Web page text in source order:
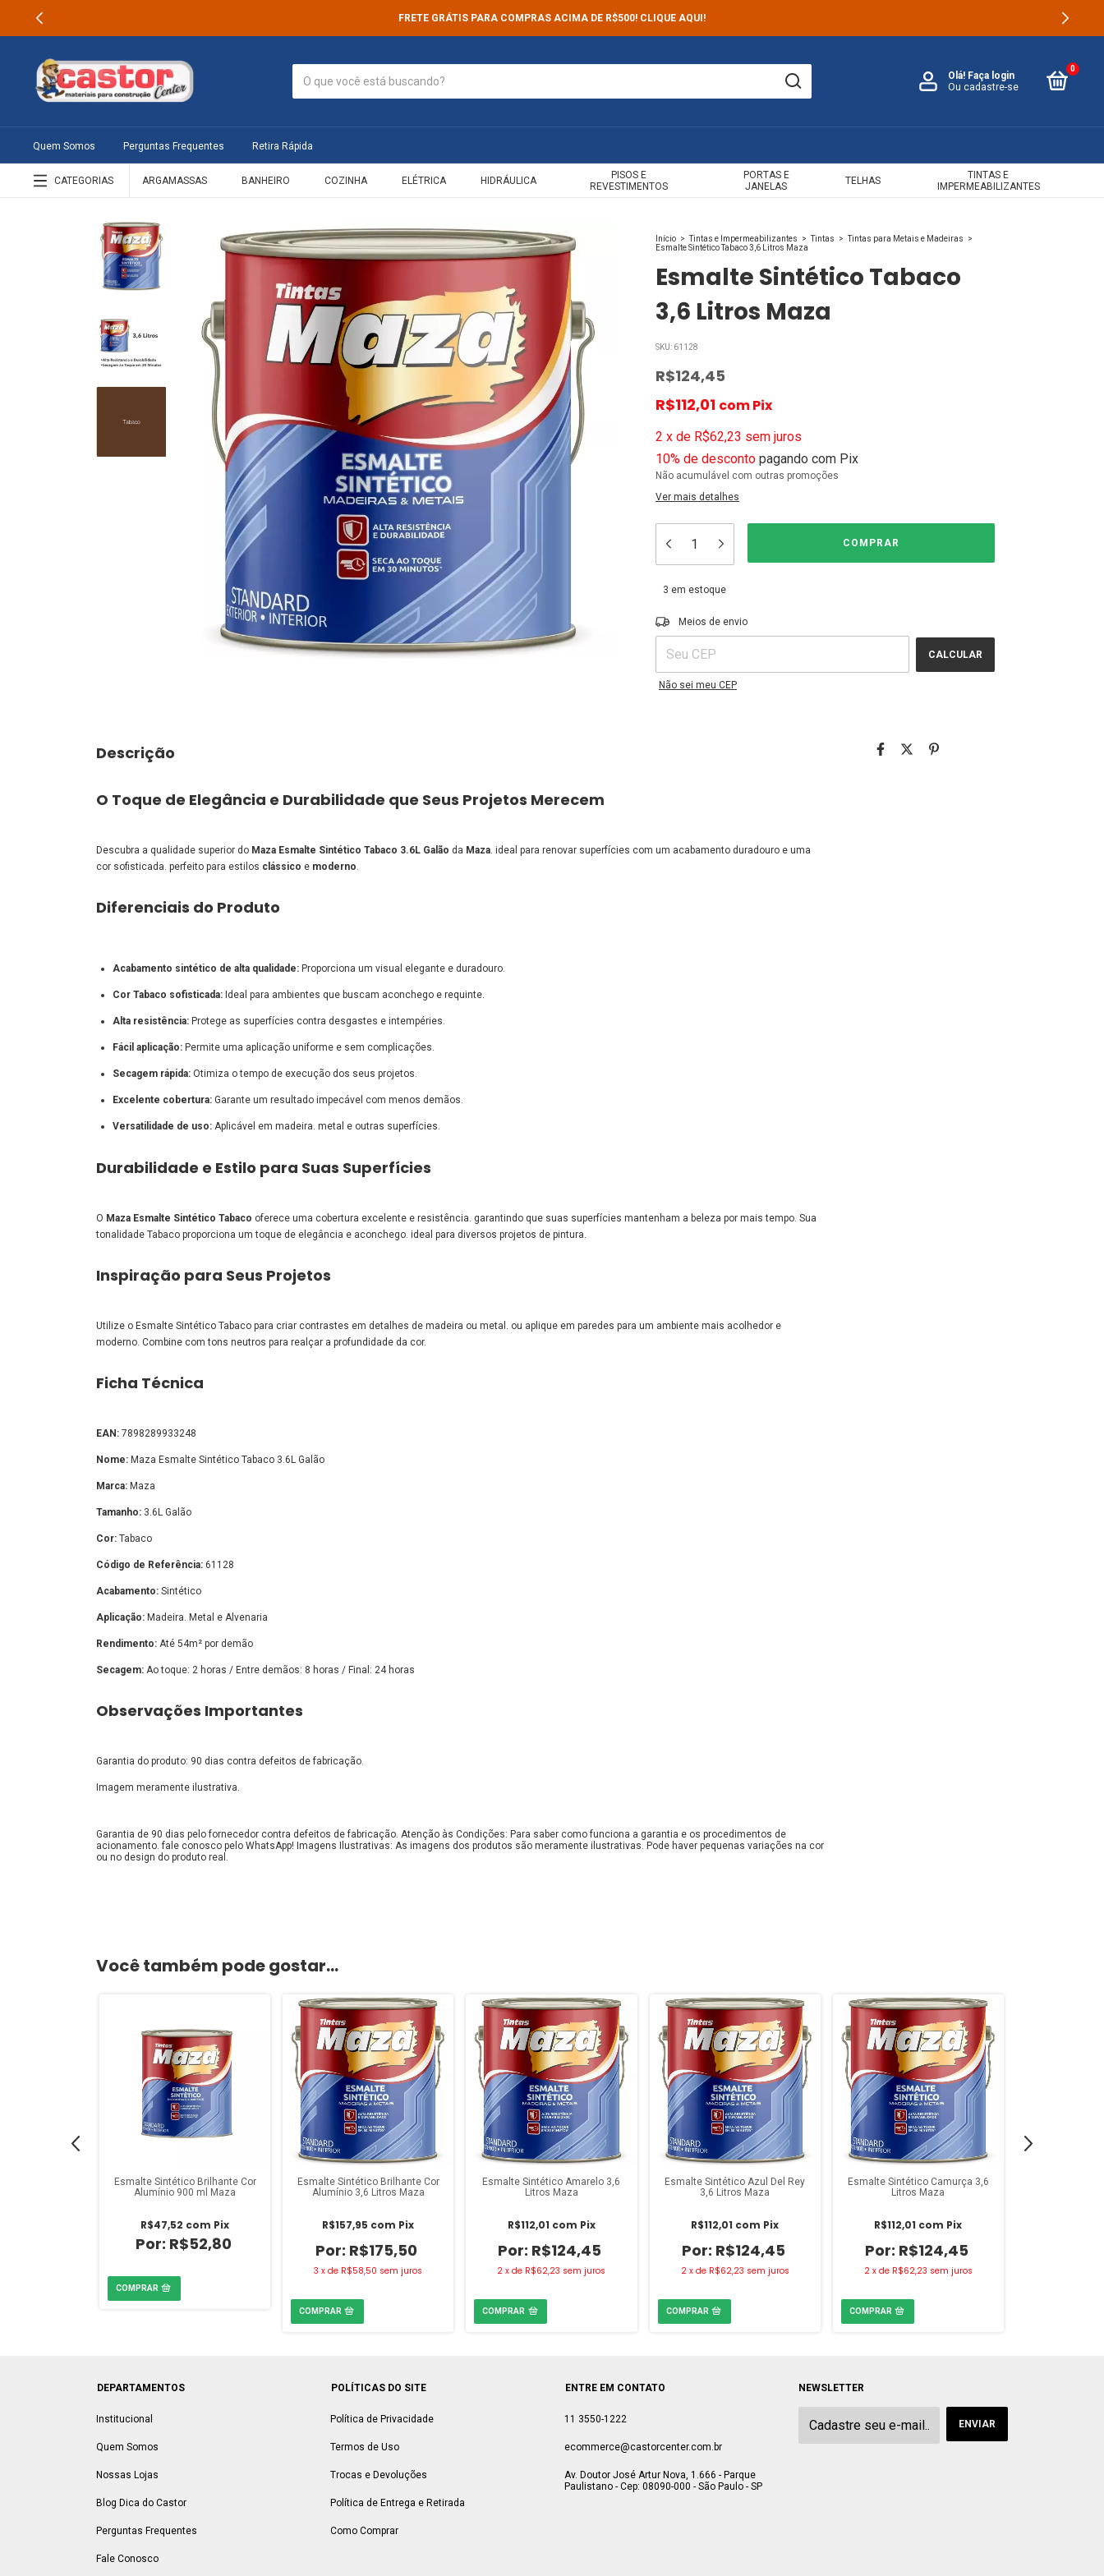
FRETE GRÁTIS PARA COMPRAS ACIMA DE R$500! CLIQUE AQUI!
Olá! Faça login
Ou cadastre-se
0
Quem Somos Perguntas Frequentes Retira Rápida
CATEGORIAS ARGAMASSAS BANHEIRO COZINHA ELÉTRICA HIDRÁULICA
PISOS E
REVESTIMENTOS
PORTAS E
JANELAS
TELHAS
TINTAS E
IMPERMEABILIZANTES
Início > Tintas e Impermeabilizantes > Tintas > Tintas para Metais e Madeiras
>
Esmalte Sintético Tabaco 3,6 Litros Maza
Esmalte Sintético Tabaco
3,6 Litros Maza
SKU: 61128
R$124,45
R$112,01 comPix
2 x de R$62,23 sem juros
10% de desconto pagando com Pix
Não acumulável com outras promoções
Ver mais detalhes
3 em estoque
Entregas para o CEP:
Meios de envio
CALCULAR
Não sei meu CEP
Descrição
O Toque de Elegância e Durabilidade que Seus Projetos Merecem
Descubra a qualidade superior do Maza Esmalte Sintético Tabaco 3.6L Galão da Maza. ideal para renovar superfícies com um acabamento duradouro e uma
cor sofisticada. perfeito para estilos clássico e moderno.
Diferenciais do Produto
Acabamento sintético de alta qualidade: Proporciona um visual elegante e duradouro.
Cor Tabaco sofisticada: Ideal para ambientes que buscam aconchego e requinte.
Alta resistência: Protege as superfícies contra desgastes e intempéries.
Fácil aplicação: Permite uma aplicação uniforme e sem complicações.
Secagem rápida: Otimiza o tempo de execução dos seus projetos.
Excelente cobertura: Garante um resultado impecável com menos demãos.
Versatilidade de uso: Aplicável em madeira. metal e outras superfícies.
Durabilidade e Estilo para Suas Superfícies
O Maza Esmalte Sintético Tabaco oferece uma cobertura excelente e resistência. garantindo que suas superfícies mantenham a beleza por mais tempo. Sua
tonalidade Tabaco proporciona um toque de elegância e aconchego. ideal para diversos projetos de pintura.
Inspiração para Seus Projetos
Utilize o Esmalte Sintético Tabaco para criar contrastes em detalhes de madeira ou metal. ou aplique em paredes para um ambiente mais acolhedor e
moderno. Combine com tons neutros para realçar a profundidade da cor.
Ficha Técnica
EAN: 7898289933248
Nome: Maza Esmalte Sintético Tabaco 3.6L Galão
Marca: Maza
Tamanho: 3.6L Galão
Cor: Tabaco
Código de Referência: 61128
Acabamento: Sintético
Aplicação: Madeira. Metal e Alvenaria
Rendimento: Até 54m² por demão
Secagem: Ao toque: 2 horas / Entre demãos: 8 horas / Final: 24 horas
Observações Importantes
Garantia do produto: 90 dias contra defeitos de fabricação.
Imagem meramente ilustrativa.
Garantia de 90 dias pelo fornecedor contra defeitos de fabricação. Atenção às Condições: Para saber como funciona a garantia e os procedimentos de
acionamento. fale conosco pelo WhatsApp! Imagens Ilustrativas: As imagens dos produtos são meramente ilustrativas. Pode haver pequenas variações na cor
ou no design do produto real.
Você também pode gostar...
Esmalte Sintético Brilhante Cor
Alumínio 900 ml Maza
R$52,80
R$47,52 com Pix
Esmalte Sintético Brilhante Cor
Alumínio 3,6 Litros Maza
R$175,50
R$157,95 com Pix
3 xde R$58,50 sem juros
Esmalte Sintético Amarelo 3,6
Litros Maza
R$124,45
R$112,01 com Pix
2 xde R$62,23 sem juros
Esmalte Sintético Azul Del Rey
3,6 Litros Maza
R$124,45
R$112,01 com Pix
2 x de R$62,23 sem juros
Esmalte Sintético Camurça 3,6
Litros Maza
R$124,45
R$112,01 com Pix
2 x de R$62,23 sem juros
DEPARTAMENTOS
Institucional
Quem Somos
Nossas Lojas
Blog Dica do Castor
Perguntas Frequentes
Fale Conosco
POLÍTICAS DO SITE
Política de Privacidade
Termos de Uso
Trocas e Devoluções
Política de Entrega e Retirada
Como Comprar
ENTRE EM CONTATO
11 3550-1222
ecommerce@castorcenter.com.br
Av. Doutor José Artur Nova, 1.666 - Parque
Paulistano - Cep: 08090-000 - São Paulo - SP
NEWSLETTER